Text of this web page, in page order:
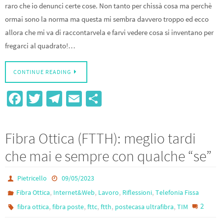
raro che io denunci certe cose. Non tanto per chissà cosa ma perchè
ormai sono la norma ma questa mi sembra davvero troppo ed ecco
allora che mi va di raccontarvela e farvi vedere cosa si inventano per
fregarci al quadrato!…
CONTINUE READING
Fa
o
o
k
T
tt
er
Te
a
m
E
ail ar
e
Fibra Ottica (FTTH): meglio tardi
che mai e sempre con qualche “se”
Pietricello
09/05/2023
Fibra Ottica, Internet&Web, Lavoro, Riflessioni,Telefonia Fissa
fibra ottica,fibra poste,fttc,ftth, postecasa ultrafibra,TIM 2